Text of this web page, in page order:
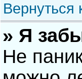
Вернуться
» Я
Не